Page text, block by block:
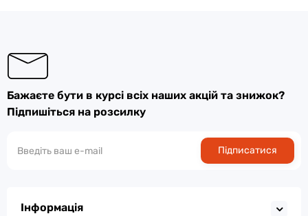
Бажаєте бути в курсі всіх наших акцій та знижок?
Підпишіться на розсилку
Підписатися
Інформація